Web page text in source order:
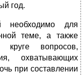
год.
необходимо для
теме, а также
круге вопросов,
охватывающих
при составлении